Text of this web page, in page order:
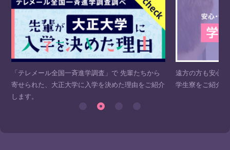
「テレメール全国一斉進学調査」で 先輩たちから
寄せられた、大正大学に入学を決めた理由をご紹介
します。
遠方の方も安心
学生寮をご紹介